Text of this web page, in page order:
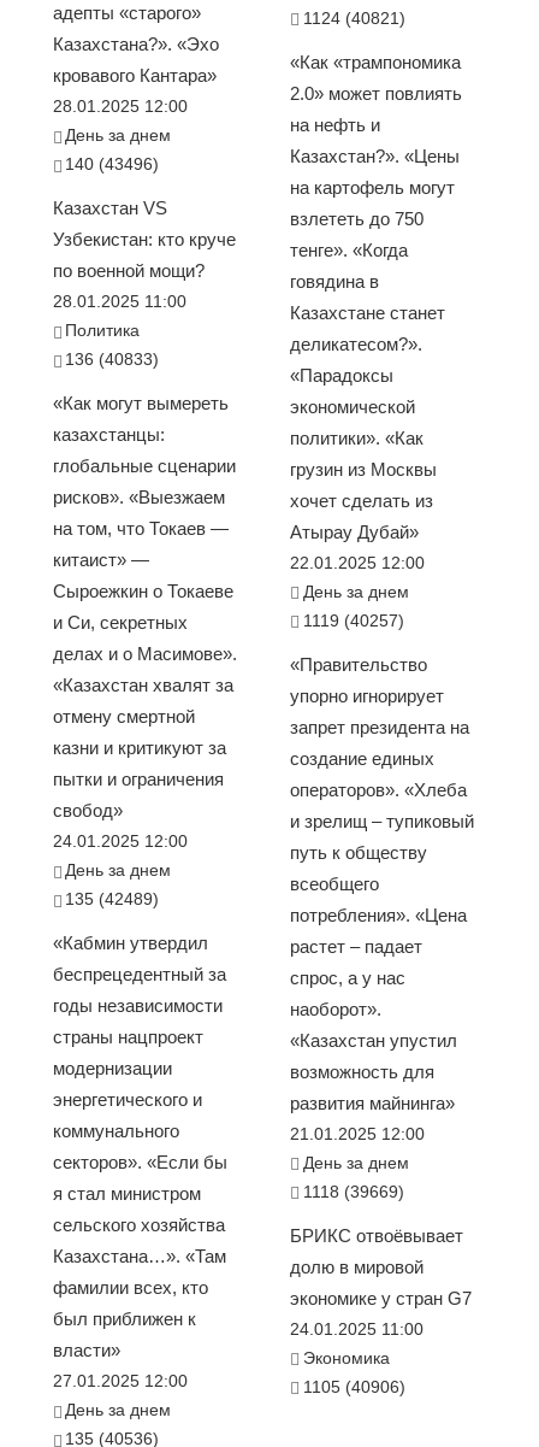
адепты «старого»
Казахстана?». «Эхо
кровавого Кантара»
28.01.2025 12:00
День за днем
140 (43496)
Казахстан VS
Узбекистан: кто круче
по военной мощи?
28.01.2025 11:00
Политика
136 (40833)
«Как могут вымереть
казахстанцы:
глобальные сценарии
рисков». «Выезжаем
на том, что Токаев —
китаист» —
Сыроежкин о Токаеве
и Си, секретных
делах и о Масимове».
«Казахстан хвалят за
отмену смертной
казни и критикуют за
пытки и ограничения
свобод»
24.01.2025 12:00
День за днем
135 (42489)
«Кабмин утвердил
беспрецедентный за
годы независимости
страны нацпроект
модернизации
энергетического и
коммунального
секторов». «Если бы
я стал министром
сельского хозяйства
Казахстана…». «Там
фамилии всех, кто
был приближен к
власти»
27.01.2025 12:00
День за днем
135 (40536)
1124 (40821)
«Как «трампономика
2.0» может повлиять
на нефть и
Казахстан?». «Цены
на картофель могут
взлететь до 750
тенге». «Когда
говядина в
Казахстане станет
деликатесом?».
«Парадоксы
экономической
политики». «Как
грузин из Москвы
хочет сделать из
Атырау Дубай»
22.01.2025 12:00
День за днем
1119 (40257)
«Правительство
упорно игнорирует
запрет президента на
создание единых
операторов». «Хлеба
и зрелищ – тупиковый
путь к обществу
всеобщего
потребления». «Цена
растет – падает
спрос, а у нас
наоборот».
«Казахстан упустил
возможность для
развития майнинга»
21.01.2025 12:00
День за днем
1118 (39669)
БРИКС отвоёвывает
долю в мировой
экономике у стран G7
24.01.2025 11:00
Экономика
1105 (40906)